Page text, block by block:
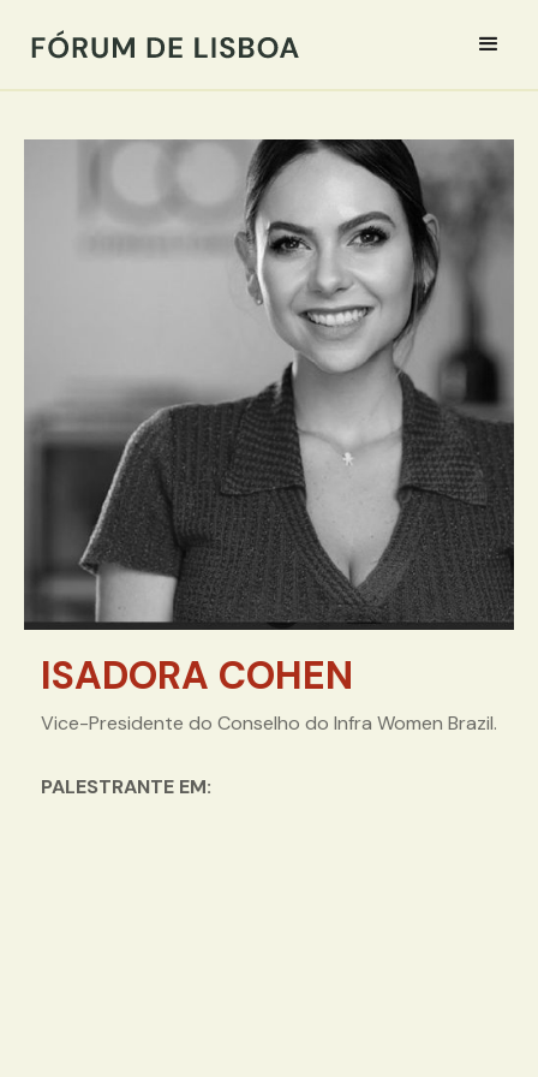
ISADORA COHEN
Vice-Presidente do Conselho do Infra Women Brazil.
PALESTRANTE EM: